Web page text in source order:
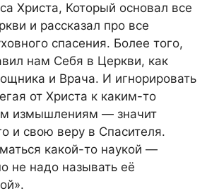
Христа, Который основал все
и рассказал про все
спасения. Более того,
нам Себя в Церкви, как
и Врача. И игнорировать
от Христа к каким-то
измышлениям — значит
и свою веру в Спасителя.
какой-то наукой —
не надо называть её